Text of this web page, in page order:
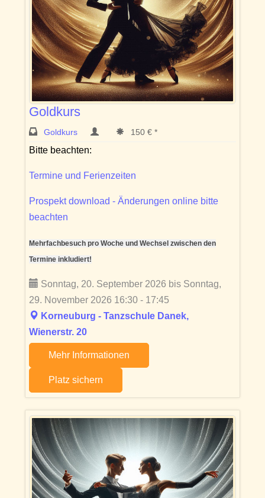
Goldkurs
Goldkurs 150 € *
Bitte beachten:
Termine und Ferienzeiten
Prospekt download - Änderungen online bitte
beachten
Mehrfachbesuch pro Woche und Wechsel zwischen den
Termine inkludiert!
Sonntag, 20. September 2026 bis Sonntag,
29. November 2026 16:30 - 17:45
Korneuburg - Tanzschule Danek,
Wienerstr. 20
Mehr Informationen
Platz sichern